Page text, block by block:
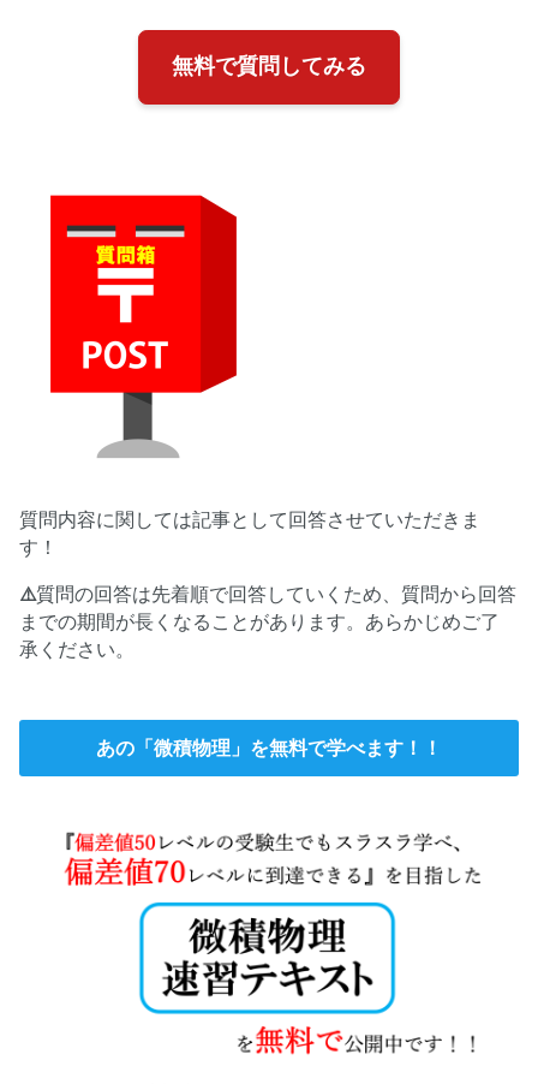
無料で質問してみる
質問内容に関しては記事として回答させていただきま
す！
⚠️質問の回答は先着順で回答していくため、質問から回答
までの期間が長くなることがあります。あらかじめご了
承ください。
あの「微積物理」を無料で学べます！！